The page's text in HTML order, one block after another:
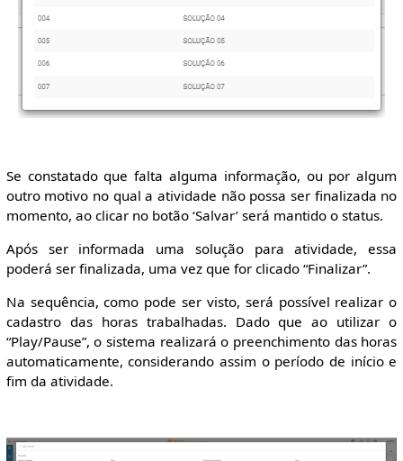
Se constatado que falta alguma informação, ou por algum
outro motivo no qual a atividade não possa ser finalizada no
momento, ao clicar no botão ‘Salvar’ será mantido o status.
Após ser informada uma solução para atividade, essa
poderá ser finalizada, uma vez que for clicado “Finalizar”.
Na sequência, como pode ser visto, será possível realizar o
cadastro das horas trabalhadas. Dado que ao utilizar o
“Play/Pause”, o sistema realizará o preenchimento das horas
automaticamente, considerando assim o período de início e
fim da atividade.